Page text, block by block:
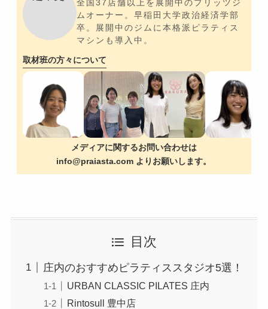
全国37店舗以上を展開中のプリッツジ
ムオーナー。早稲田大学政治経済学部
卒。展開中のジムに本格派ピラティス
マシンも導入中。
取材班の方々について
メディアに関するお問い合わせは
info@praiasta.com よりお願いします。
目次
庄内のおすすめピラティススタジオ5選！
URBAN CLASSIC PILATES 庄内
Rintosull 豊中店